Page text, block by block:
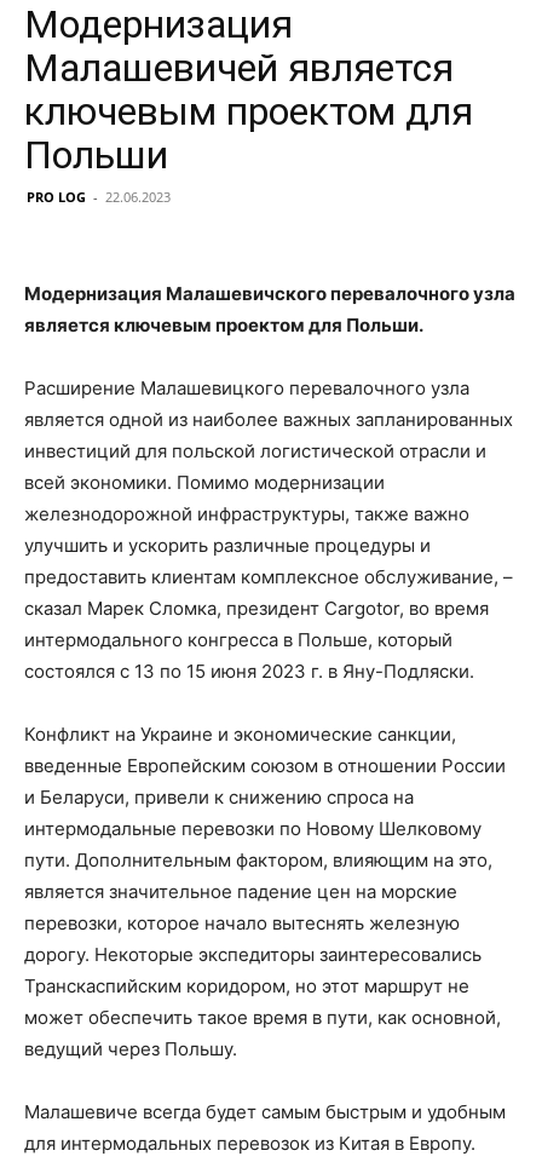
Модернизация
Малашевичей является
ключевым проектом для
Польши
PRO LOG - 22.06.2023
Модернизация Малашевичского перевалочного узла
является ключевым проектом для Польши.
Расширение Малашевицкого перевалочного узла
является одной из наиболее важных запланированных
инвестиций для польской логистической отрасли и
всей экономики. Помимо модернизации
железнодорожной инфраструктуры, также важно
улучшить и ускорить различные процедуры и
предоставить клиентам комплексное обслуживание, –
сказал Марек Сломка, президент Cargotor, во время
интермодального конгресса в Польше, который
состоялся с 13 по 15 июня 2023 г. в Яну-Подляски.
Конфликт на Украине и экономические санкции,
введенные Европейским союзом в отношении России
и Беларуси, привели к снижению спроса на
интермодальные перевозки по Новому Шелковому
пути. Дополнительным фактором, влияющим на это,
является значительное падение цен на морские
перевозки, которое начало вытеснять железную
дорогу. Некоторые экспедиторы заинтересовались
Транскаспийским коридором, но этот маршрут не
может обеспечить такое время в пути, как основной,
ведущий через Польшу.
Малашевиче всегда будет самым быстрым и удобным
для интермодальных перевозок из Китая в Европу.